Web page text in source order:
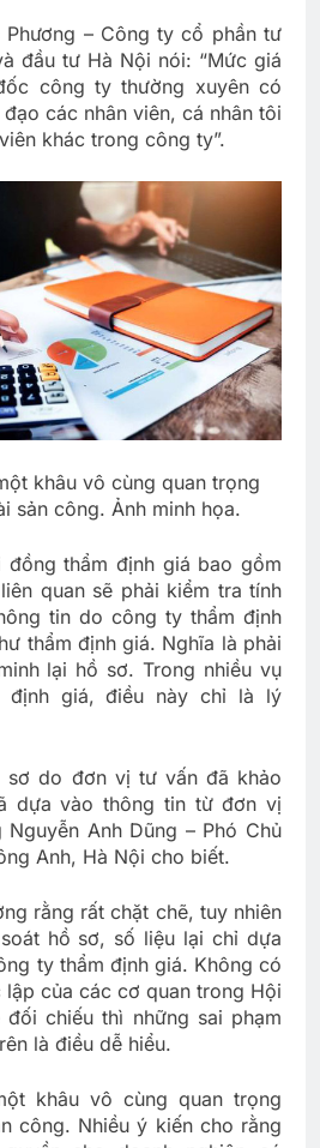
– Công ty cổ phần tư
đầu tư Hà Nội nói: “Mức giá
công ty thường xuyên có
các nhân viên, cá nhân tôi
khác trong công ty”.
khâu vô cùng quan trọng
sản công. Ảnh minh họa.
đồng thẩm định giá bao gồm
quan sẽ phải kiểm tra tính
tin do công ty thẩm định
thẩm định giá. Nghĩa là phải
lại hồ sơ. Trong nhiều vụ
định giá, điều này chỉ là lý
sơ do đơn vị tư vấn đã khảo
dựa vào thông tin từ đơn vị
Nguyễn Anh Dũng – Phó Chủ
Anh, Hà Nội cho biết.
rằng rất chặt chẽ, tuy nhiên
hồ sơ, số liệu lại chỉ dựa
ty thẩm định giá. Không có
của các cơ quan trong Hội
chiếu thì những sai phạm
là điều dễ hiểu.
khâu vô cùng quan trọng
công. Nhiều ý kiến cho rằng